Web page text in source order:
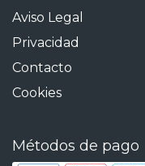
Aviso Legal
Privacidad
Contacto
Cookies
Métodos de pago